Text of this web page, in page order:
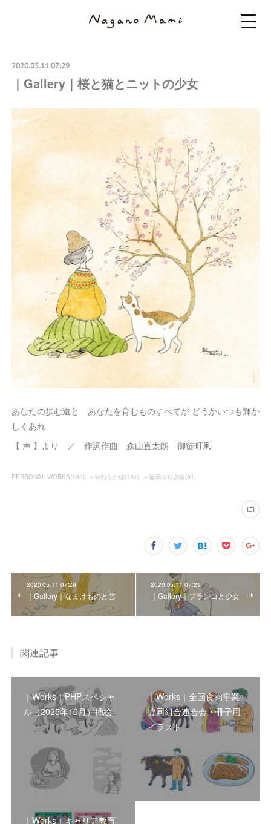
2020.05.11 07:29
｜Gallery｜桜と猫とニットの少女
あなたの歩む道と あなたを育むものすべてが どうかいつも輝か
しくあれ
【 声 】より ／ 作詞作曲 森山直太朗 御徒町凧
PERSONAL WORKS(183) ＞やわらか線(181) ＞強弱ゆらぎ線(91)
2020.05.11 07:29
｜Gallery｜なまけものと雲
2020.05.11 07:29
｜Gallery｜ブランコと少女
関連記事
｜Works｜PHPスペシャ
ル（2025年10月）挿絵
｜Works｜全国食肉事業
協同組合連合会・冊子用
イラスト
｜Works｜キャリア教育